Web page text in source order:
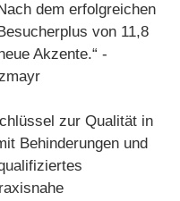
dem erfolgreichen
von 11,8
Akzente.“ -
zur Qualität in
Behinderungen und